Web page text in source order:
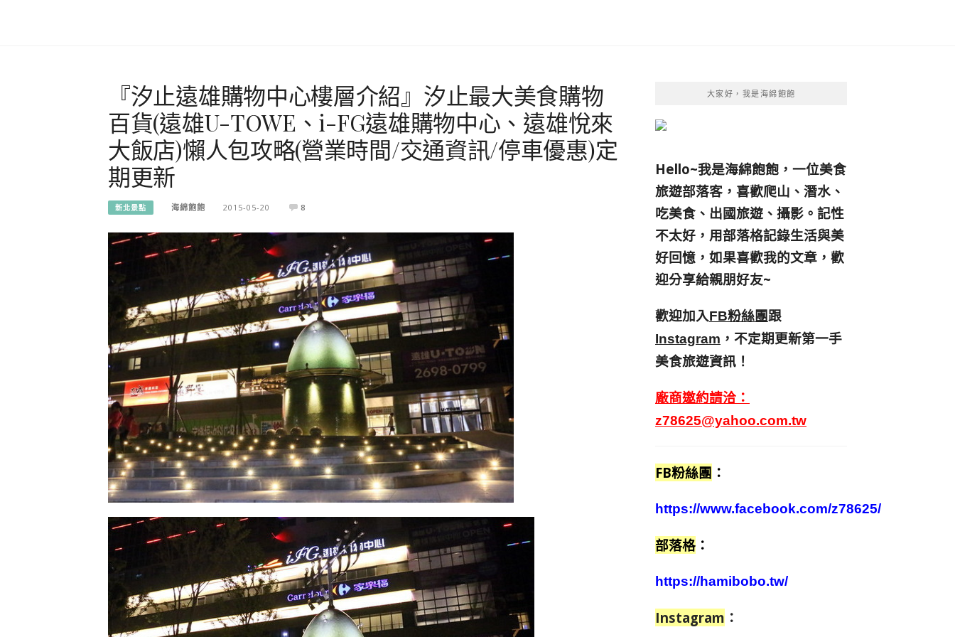
『汐止遠雄購物中心樓層介紹』汐止最大美食購物
百貨(遠雄U-TOWE、i-FG遠雄購物中心、遠雄悅來
大飯店)懶人包攻略(營業時間/交通資訊/停車優惠)定
期更新
新北景點 海綿飽飽 2015-05-20 8
大家好，我是海綿飽飽
Hello~我是海綿飽飽，一位美食
旅遊部落客， 喜歡爬山、潛水、
吃美食、出國旅遊、攝影。 記性
不太好，用部落格記錄生活與美
好回憶， 如果喜歡我的文章，歡
迎分享給親朋好友~
歡迎加入FB粉絲團跟
Instagram ，不定期更新第一手
美食旅遊資訊！
廠商邀約請洽：
z78625@yahoo.com.tw
FB粉絲團 ：
https://www.facebook.com/z78625/
部落格 ：
https://hamibobo.tw/
Instagram ：